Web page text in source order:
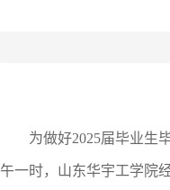
为做好2025届毕业生
午一时，山东华宇工学院